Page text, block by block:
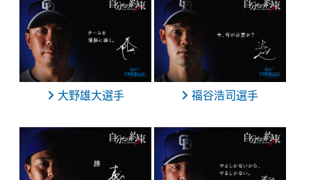
大野雄大選手 福谷浩司選手